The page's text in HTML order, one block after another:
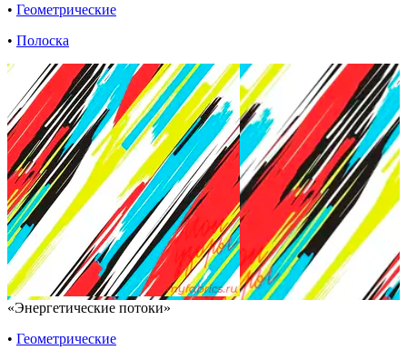
• Геометрические
• Полоска
«Энергетические потоки»
• Геометрические